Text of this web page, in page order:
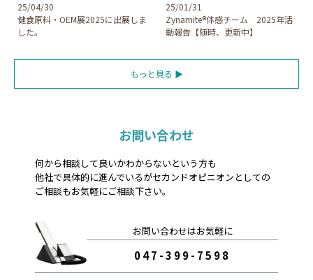
25/04/30
健食原料・OEM展2025に出展しま
した。
25/01/31
Zynamite®体感チーム 2025年活
動報告【随時、更新中】
もっと見る ▶
お問い合わせ
何から相談して良いかわからないという方も
他社で具体的に進んでいるがセカンドオピニオンとしての
ご相談もお気軽にご相談下さい。
お問い合わせはお気軽に
047-399-7598